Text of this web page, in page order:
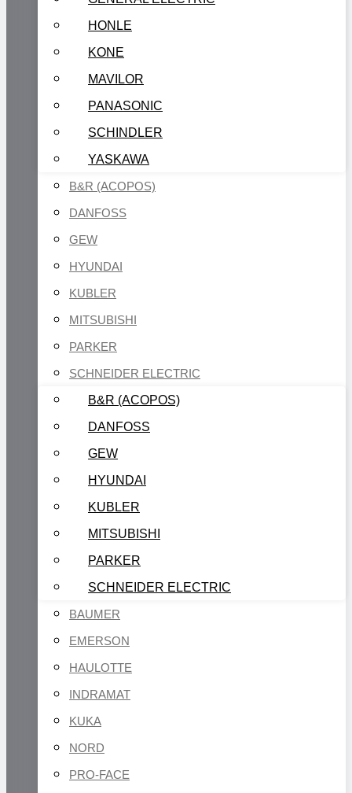
HONLE
KONE
MAVILOR
PANASONIC
SCHINDLER
YASKAWA
B&R (ACOPOS)
DANFOSS
GEW
HYUNDAI
KUBLER
MITSUBISHI
PARKER
SCHNEIDER ELECTRIC
B&R (ACOPOS)
DANFOSS
GEW
HYUNDAI
KUBLER
MITSUBISHI
PARKER
SCHNEIDER ELECTRIC
BAUMER
EMERSON
HAULOTTE
INDRAMAT
KUKA
NORD
PRO-FACE